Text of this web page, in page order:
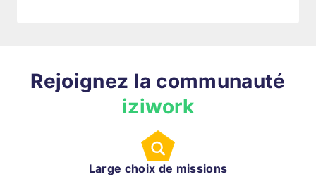
Rejoignez la communauté
iziwork
Large choix de missions